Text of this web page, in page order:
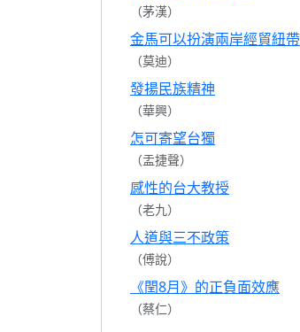
（茅漢）
金馬可以扮演兩岸經貿紐帶
（莫迪）
發揚民族精神
（華興）
怎可寄望台獨
（盂捷聲）
感性的台大教授
（老九）
人道與三不政策
（傅說）
《閏8月》的正負面效應
（蔡仁）